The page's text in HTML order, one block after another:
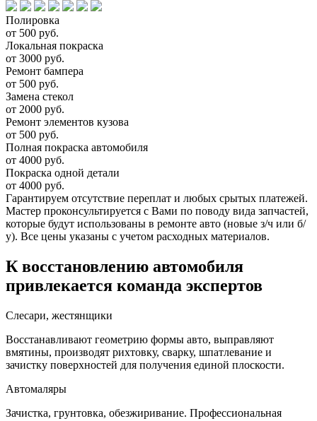
Полировка
от 500 руб.
Локальная покраска
от 3000 руб.
Ремонт бампера
от 500 руб.
Замена стекол
от 2000 руб.
Ремонт элементов кузова
от 500 руб.
Полная покраска автомобиля
от 4000 руб.
Покраска одной детали
от 4000 руб.
Гарантируем отсутствие переплат и любых срытых платежей.
Мастер проконсультируется с Вами по поводу вида запчастей,
которые будут использованы в ремонте авто (новые з/ч или б/
у). Все цены указаны с учетом расходных материалов.
К восстановлению автомобиля
привлекается команда экспертов
Слесари, жестянщики
Восстанавливают геометрию формы авто, выправляют
вмятины, производят рихтовку, сварку, шпатлевание и
зачистку поверхностей для получения единой плоскости.
Автомаляры
Зачистка, грунтовка, обезжиривание. Профессиональная